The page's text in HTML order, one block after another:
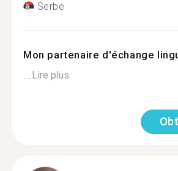
Serbe
Mon partenaire d'échange
...Lire plus